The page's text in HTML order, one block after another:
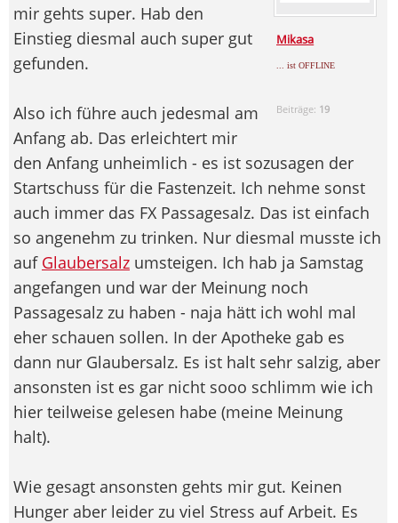
Mikasa
... ist OFFLINE
Beiträge: 19
mir gehts super. Hab den
Einstieg diesmal auch super gut
gefunden.
Also ich führe auch jedesmal am
Anfang ab. Das erleichtert mir
den Anfang unheimlich - es ist sozusagen der
Startschuss für die Fastenzeit. Ich nehme sonst
auch immer das FX Passagesalz. Das ist einfach
so angenehm zu trinken. Nur diesmal musste ich
auf Glaubersalz umsteigen. Ich hab ja Samstag
angefangen und war der Meinung noch
Passagesalz zu haben - naja hätt ich wohl mal
eher schauen sollen. In der Apotheke gab es
dann nur Glaubersalz. Es ist halt sehr salzig, aber
ansonsten ist es gar nicht sooo schlimm wie ich
hier teilweise gelesen habe (meine Meinung
halt).
Wie gesagt ansonsten gehts mir gut. Keinen
Hunger aber leider zu viel Stress auf Arbeit. Es